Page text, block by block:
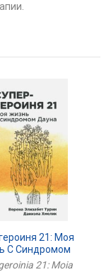
21: Моя
С Синдромом
Дауна21: Moia